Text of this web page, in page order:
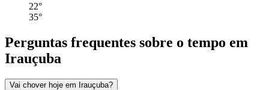
22°
35°
Perguntas frequentes sobre o tempo em
Irauçuba
Vai chover hoje em Irauçuba?